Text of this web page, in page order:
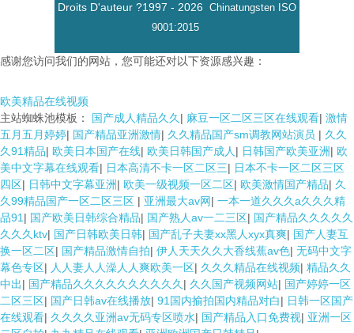
Droits D'auteur ?1997 - 2026 Chinatungsten ISO
9001:2015
感谢您访问我们的网站，您可能还对以下资源感兴趣：
欧美精品在线视频
主站蜘蛛池模板：
国产成人精品久久| 麻豆一区二区三区在线观看| 激情
五月五月婷婷| 国产精品亚洲激情| 久久精品国产sm调教网站演员 | 久久
久91精品| 欧美日本国产在线| 欧美日韩国产成人| 日韩国产欧美亚洲| 欧
美中文字幕在线观看| 日本高清不卡一区二区三| 日本不卡一区二区三区
四区| 日韩中文字幕亚洲| 欧美一级视频一区二区| 欧美激情国产精品| 久
久99精品国产一区二区三区 | 亚洲最大av网| 一本一道久久久a久久久精
品91| 国产欧美日韩综合精品| 国产熟人av一二三区| 国产精品久久久久久
久久久ktv| 国产日韩欧美日韩| 国产乱子夫妻xx黑人xyx真爽| 国产人妻互
换一区二区| 国产精品激情自拍| 伊人天天久久大香线蕉av色| 无码中文字
幕色专区| 人人妻人人澡人人爽欧美一区| 久久久精品在线视频| 精品久久
中出| 国产精品久久久久久久久久久久| 久久国产视频网站| 国产婷婷一区
二区三区| 国产日韩av在线播放| 91国内揄拍国内精品对白| 日韩一区国产
在线观看| 久久久久亚洲av无码专区喷水| 国产精品入口免费视| 亚洲一区